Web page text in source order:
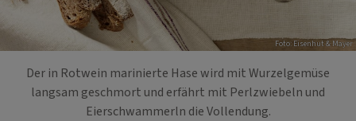
Foto: Eisenhut & Mayer
Der in Rotwein marinierte Hase wird mit Wurzelgemüse
langsam geschmort und erfährt mit Perlzwiebeln und
Eierschwammerln die Vollendung.